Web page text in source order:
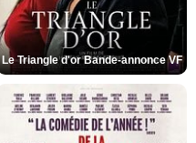
Le Triangle d'or Bande-annonce VF